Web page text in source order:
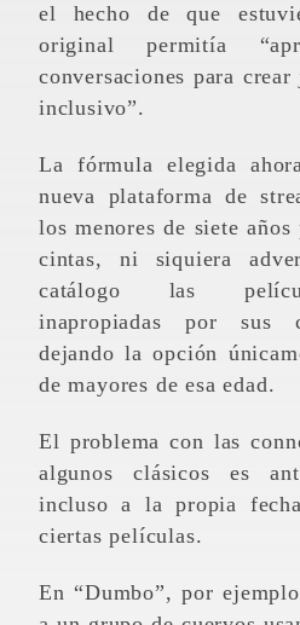
el hecho de que
original permitía
conversaciones para
inclusivo”.
La fórmula elegida
nueva plataforma de
los menores de siete años
cintas, ni siquiera
catálogo las
inapropiadas por sus
dejando la opción
de mayores de esa edad.
El problema con las connotaciones racistas de
algunos clásicos es
incluso a la propia
ciertas películas.
En “Dumbo”, por ejemplo, una escena incluye